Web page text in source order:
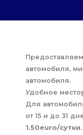
автомобиля,
автомобиля.
Удобное
Для
от 15 и до 31
1.50euro/сутки.